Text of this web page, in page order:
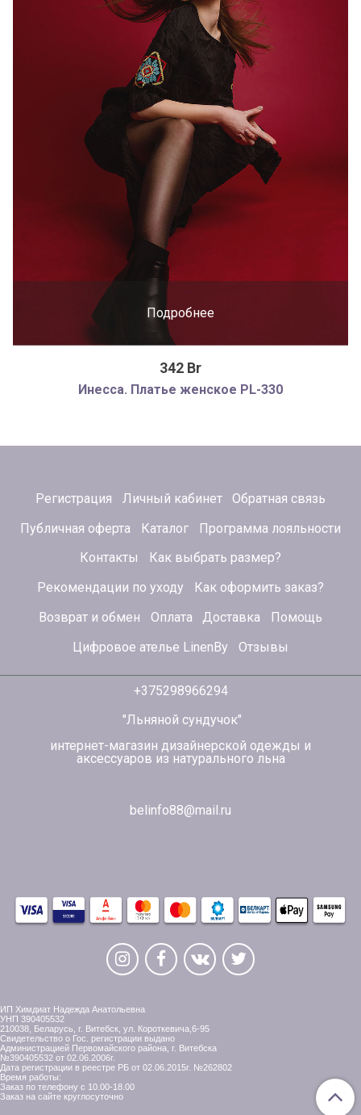
Подробнее
342 Br
Инесса. Платье женское PL-330
Регистрация Личный кабинет
Обратная связь
Публичная оферта
Каталог
Программа лояльности
Контакты
Как выбрать размер?
Рекомендации по уходу
Как оформить заказ?
Возврат и обмен
Оплата Доставка
Помощь
Цифровое ателье LinenBy
Отзывы
+375298966294
"Льняной сундучок"
интернет-магазин дизайнерской одежды и
аксессуаров из натурального льна
belinfo88@mail.ru
ИП Химдиат Надежда Анатольевна
УНП 390405532
210038, Беларусь, г. Витебск, ул. Короткевича,6-95
Свидетельство о Гос. регистрации выдано
Администрацией Первомайского района, г. Витебска
№390405532 от 02.06.2006г.
Дата регистрации в реестре РБ от 02.06.2015г. №262802
Время работы:
Заказ по телефону с 10.00-18.00
Заказ на сайте круглосуточно